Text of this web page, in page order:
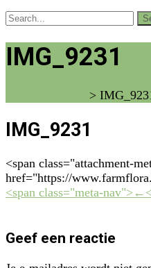
Search
IMG_9231
>
IMG_9231
<span class="attachment-
href="https://
<span class="meta-
Geef een reactie